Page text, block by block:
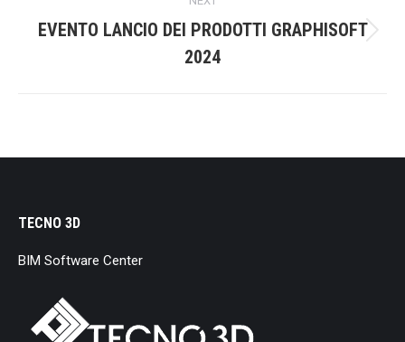
Next
post:
EVENTO LANCIO DEI PRODOTTI GRAPHISOFT
2024
TECNO 3D
BIM Software Center